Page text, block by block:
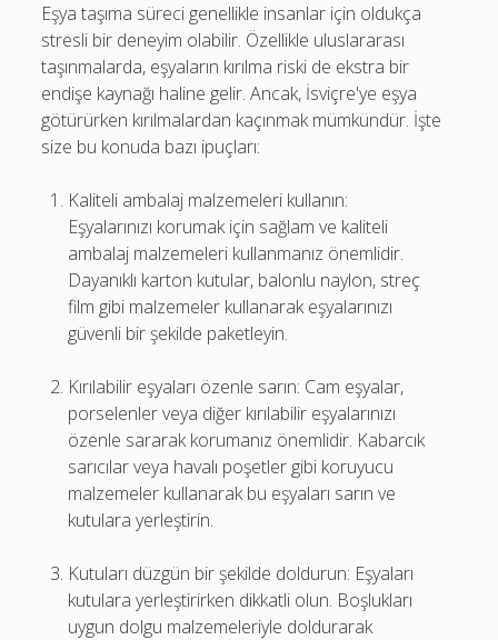
Eşya taşıma süreci genellikle insanlar için oldukça
stresli bir deneyim olabilir. Özellikle uluslararası
taşınmalarda, eşyaların kırılma riski de ekstra bir
endişe kaynağı haline gelir. Ancak, İsviçre'ye eşya
götürürken kırılmalardan kaçınmak mümkündür. İşte
size bu konuda bazı ipuçları:
Kaliteli ambalaj malzemeleri kullanın:
Eşyalarınızı korumak için sağlam ve kaliteli
ambalaj malzemeleri kullanmanız önemlidir.
Dayanıklı karton kutular, balonlu naylon, streç
film gibi malzemeler kullanarak eşyalarınızı
güvenli bir şekilde paketleyin.
Kırılabilir eşyaları özenle sarın: Cam eşyalar,
porselenler veya diğer kırılabilir eşyalarınızı
özenle sararak korumanız önemlidir. Kabarcık
sarıcılar veya havalı poşetler gibi koruyucu
malzemeler kullanarak bu eşyaları sarın ve
kutulara yerleştirin.
Kutuları düzgün bir şekilde doldurun: Eşyaları
kutulara yerleştirirken dikkatli olun. Boşlukları
uygun dolgu malzemeleriyle doldurarak